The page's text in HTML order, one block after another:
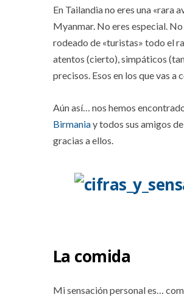
En Tailandia no eres una «rara
Myanmar. No eres especial.
rodeado de «turistas» todo el
atentos (cierto), simpáticos
precisos. Esos en los que vas a
Aún así… nos hemos
Birmaniay todos sus amigos
gracias a ellos.
La comida
Mi sensación personal es…